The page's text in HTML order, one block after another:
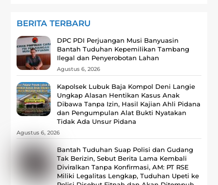
BERITA TERBARU
DPC PDI Perjuangan Musi Banyuasin
Bantah Tuduhan Kepemilikan Tambang
Ilegal dan Penyerobotan Lahan
Agustus 6, 2026
Kapolsek Lubuk Baja Kompol Deni Langie
Ungkap Alasan Hentikan Kasus Anak
Dibawa Tanpa Izin, Hasil Kajian Ahli Pidana
dan Pengumpulan Alat Bukti Nyatakan
Tidak Ada Unsur Pidana
Agustus 6, 2026
Bantah Tuduhan Suap Polisi dan Gudang
Tak Berizin, Sebut Berita Lama Kembali
Diviralkan Tanpa Konfirmasi, ‎AM: PT RSE
Miliki Legalitas Lengkap, Tuduhan Upeti ke